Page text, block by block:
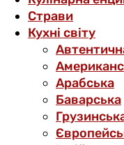
Страви
Кухні світу
Арабська
Баварська